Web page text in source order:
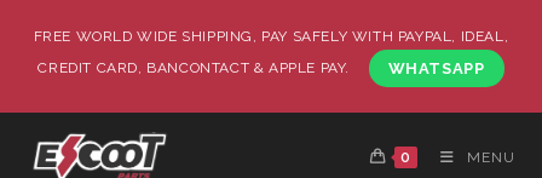
FREE WORLD WIDE SHIPPING, PAY SAFELY WITH PAYPAL, IDEAL,
CREDIT CARD, BANCONTACT & APPLE PAY.
WHATSAPP
0 MENU